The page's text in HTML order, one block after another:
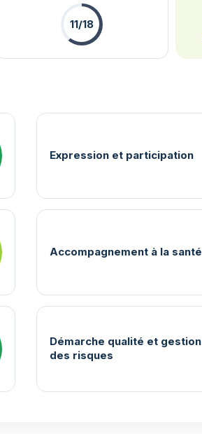
11/18
Expression et participation
Accompagnement à la santé
Démarche qualité et gestion
des risques